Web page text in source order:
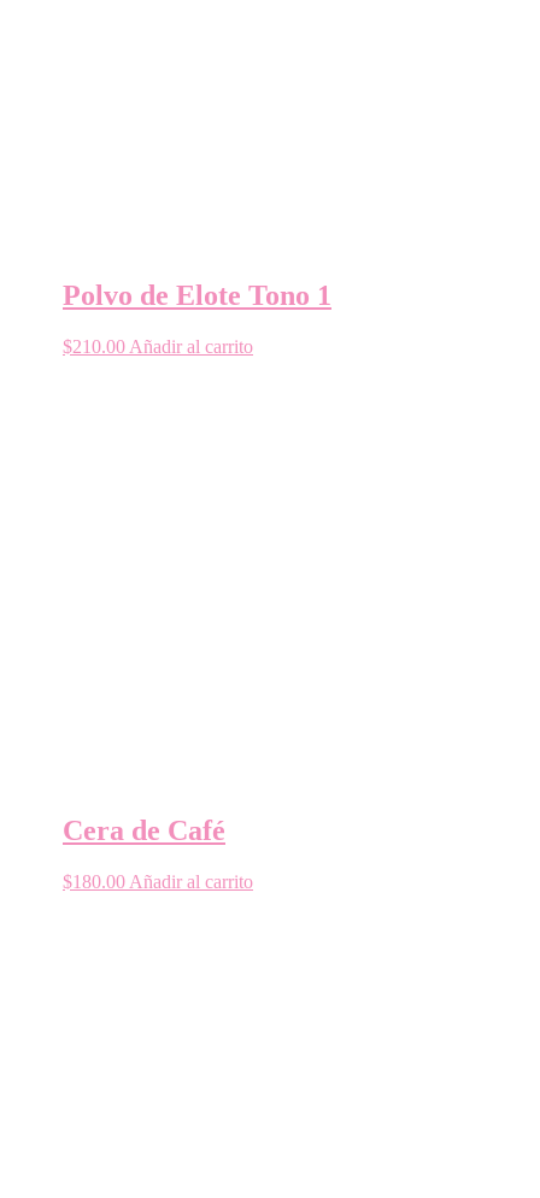
Polvo de Elote Tono 1
$210.00 Añadir al carrito
Cera de Café
$180.00 Añadir al carrito